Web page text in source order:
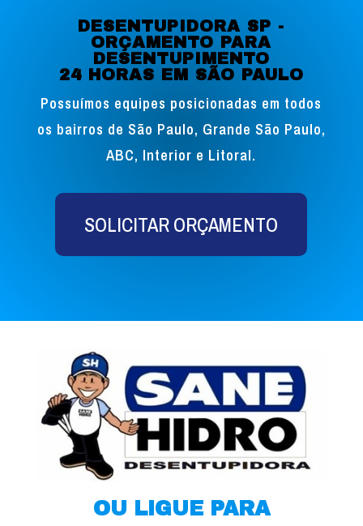
DESENTUPIDORA SP -
ORÇAMENTO PARA
DESENTUPIMENTO
24 HORAS EM SÃO PAULO
Possuímos equipes posicionadas em todos
os bairros de São Paulo, Grande São Paulo,
ABC, Interior e Litoral.
SOLICITAR ORÇAMENTO
OU LIGUE PARA